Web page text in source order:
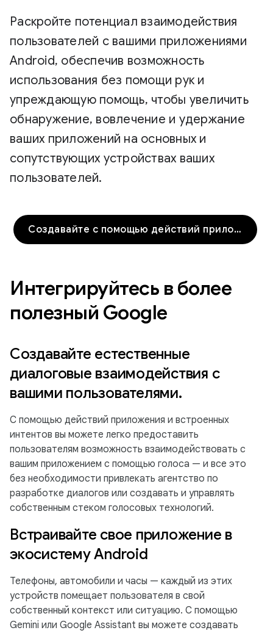
Раскройте потенциал взаимодействия
пользователей с вашими приложениями
Android, обеспечив возможность
использования без помощи рук и
упреждающую помощь, чтобы увеличить
обнаружение, вовлечение и удержание
ваших приложений на основных и
сопутствующих устройствах ваших
пользователей.
Создавайте с помощью действий приложения
Интегрируйтесь в более
полезный Google
Создавайте естественные
диалоговые взаимодействия с
вашими пользователями.
С помощью действий приложения и встроенных
интентов вы можете легко предоставить
пользователям возможность взаимодействовать с
вашим приложением с помощью голоса — и все это
без необходимости привлекать агентство по
разработке диалогов или создавать и управлять
собственным стеком голосовых технологий.
Встраивайте свое приложение в
экосистему Android
Телефоны, автомобили и часы — каждый из этих
устройств помещает пользователя в свой
собственный контекст или ситуацию. С помощью
Gemini или Google Assistant вы можете создавать